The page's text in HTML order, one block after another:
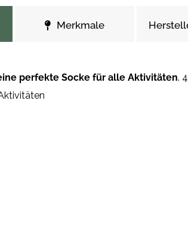
Merkmale
perfekte Socke für alle Aktivitäten.